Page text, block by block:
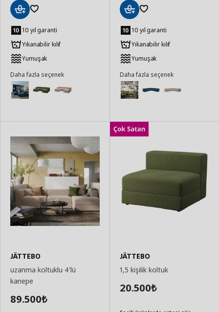
Ekle 10 yıl garanti
Yıkanabilir kılıf
Yumuşak
Daha fazla seçenek
Ekle 10 yıl garanti
Yıkanabilir kılıf
Yumuşak
Daha fazla seçenek
JÄTTEBO
uzanma koltuklu 4'lü
kanepe
89.500₺
JÄTTEBO
1,5 kişilik koltuk
20.500₺